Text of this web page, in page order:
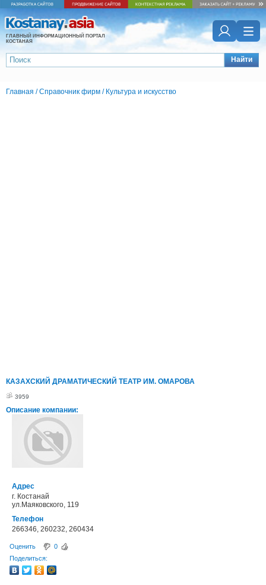
ГЛАВНЫЙ ИНФОРМАЦИОННЫЙ ПОРТАЛ
КОСТАНАЯ
Найти
Главная /Справочник фирм / Культура и искусство
КАЗАХСКИЙ ДРАМАТИЧЕСКИЙ ТЕАТР ИМ. ОМАРОВА
3959
Описание компании:
Адрес
г. Костанай
ул.Маяковского, 119
Телефон
266346, 260232, 260434
Оценить
0
Поделиться: